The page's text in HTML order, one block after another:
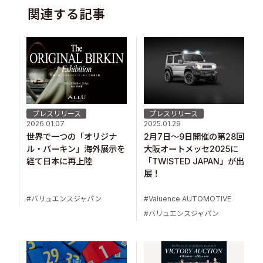
関連する記事
プレスリリース
2026.01.07
世界で一つの「オリジナ
ル・バーキン」海外展示を
経て日本に再上陸
バリュエンスジャパン
プレスリリース
2025.01.29
2月7日～9日開催の第28回
大阪オートメッセ2025に
「TWISTED JAPAN」が出
展！
Valuence AUTOMOTIVE
バリュエンスジャパン